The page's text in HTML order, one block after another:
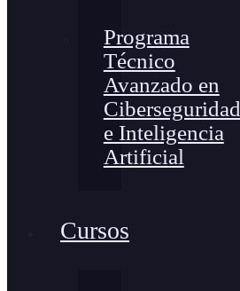
Programa
Técnico
Avanzado en
Ciberseguridad
e Inteligencia
Artificial
Cursos